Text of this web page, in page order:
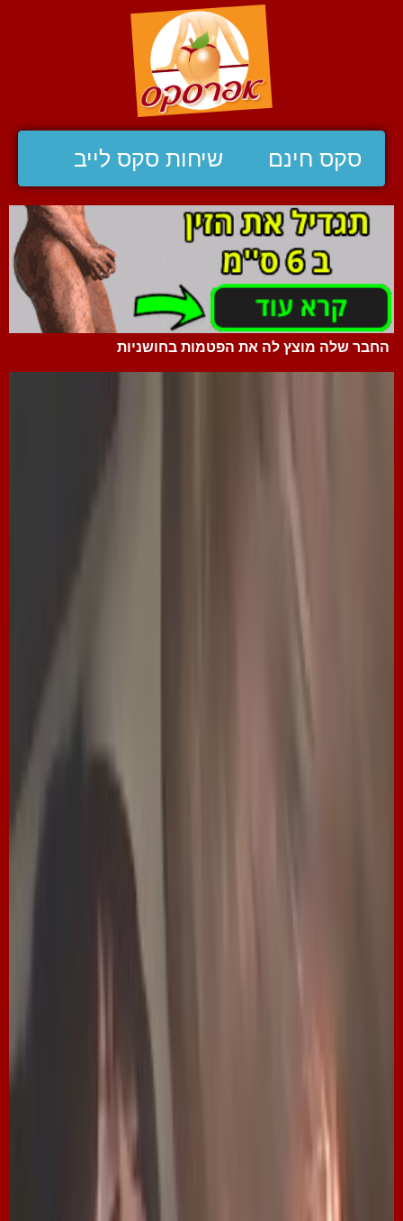
סקס חינם שיחות סקס לייב
החבר שלה מוצץ לה את הפטמות בחושניות